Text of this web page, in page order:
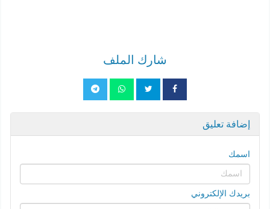
شارك الملف
إضافة تعليق
اسمك
بريدك الإلكتروني